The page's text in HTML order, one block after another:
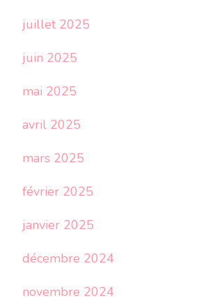
juillet 2025
juin 2025
mai 2025
avril 2025
mars 2025
février 2025
janvier 2025
décembre 2024
novembre 2024